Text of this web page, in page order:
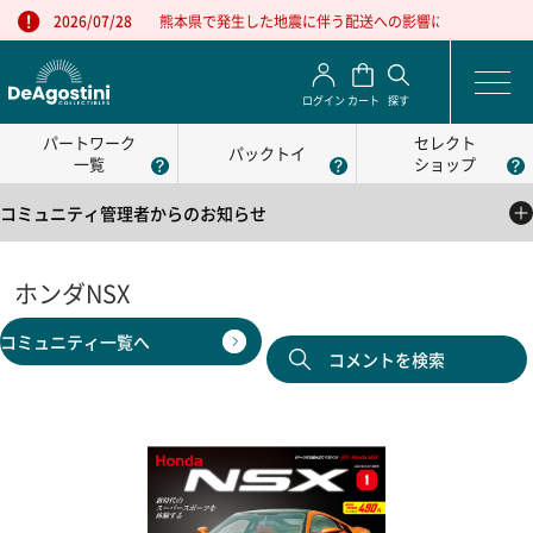
2026/07/28 熊本県で発生した地震に伴う配送への影響について
ログイン カート 探す
パートワーク
一覧
パックトイ
セレクト
ショップ
コミュニティ管理者からのお知らせ
公式コミュニティの利用方法について
2025/05/01
公式コミュニティの利用規約
ホンダNSX
コミュニティ一覧へ
コメントを検索